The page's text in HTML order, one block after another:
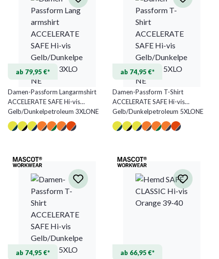
ab 79,95 €*
Damen-Passform Langarmshirt
ACCELERATE SAFE Hi-vis
Gelb/Dunkelpetroleum 3XLONE
ab 74,95 €*
Damen-Passform T-Shirt
ACCELERATE SAFE Hi-vis
Gelb/Dunkelpetroleum 5XLONE
ab 74,95 €* ab 66,95 €*